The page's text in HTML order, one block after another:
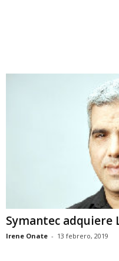
Symantec
Irene Onate - 13 febrero, 2019